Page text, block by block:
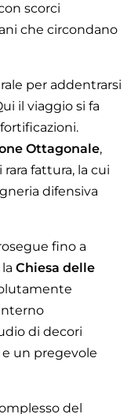
scorci
che circondano
per addentrarsi
il viaggio si fa
Ottagonale,
fattura, la cui
difensiva
fino a
Chiesa delle
di decori
e un pregevole
del